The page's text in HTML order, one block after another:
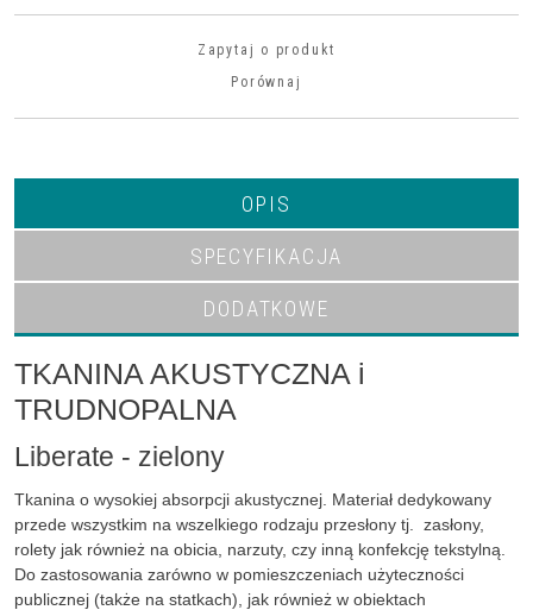
Zapytaj o produkt
Porównaj
OPIS
SPECYFIKACJA
DODATKOWE
TKANINA AKUSTYCZNA i
TRUDNOPALNA
Liberate - zielony
Tkanina o wysokiej absorpcji akustycznej. Materiał dedykowany
przede wszystkim na wszelkiego rodzaju przesłony tj. zasłony,
rolety jak również na obicia, narzuty, czy inną konfekcję tekstylną.
Do zastosowania zarówno w pomieszczeniach użyteczności
publicznej (także na statkach), jak również w obiektach